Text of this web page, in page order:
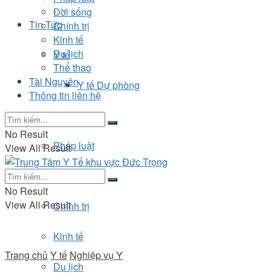
Tin Tức
Y tế
Y tế Dự phòng
Xã hội
Pháp luật
Chính trị
Kinh tế
Du lịch
Đời sống
Chính trị
Kinh tế
Du lịch
Thể thao
Tài Nguyên
Thông tin liên hệ
No Result
View All Result
No Result
View All Result
Trang chủ Y tế Nghiệp vụ Y